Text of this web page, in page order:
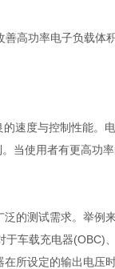
善高功率电子负载体
速度与控制性能。
当使用者有更高功
的测试需求。举例
于车载充电器(OBC)
所设定的输出电压